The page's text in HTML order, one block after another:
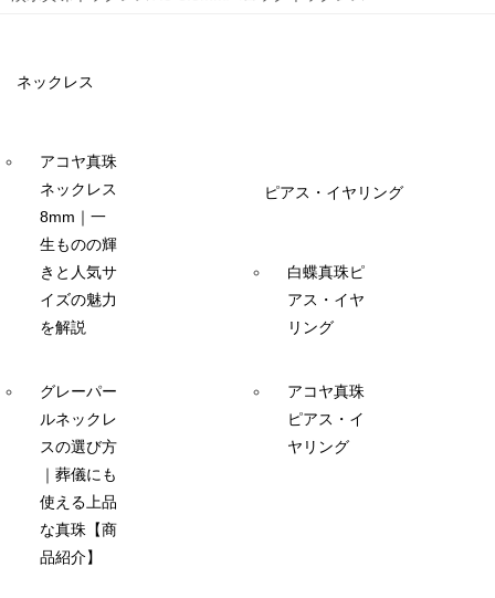
ネックレス
アコヤ真珠
ネックレス
8mm｜一
生ものの輝
きと人気サ
イズの魅力
を解説
グレーパー
ルネックレ
スの選び方
｜葬儀にも
使える上品
な真珠【商
品紹介】
ピアス・イヤリング
白蝶真珠ピ
アス・イヤ
リング
アコヤ真珠
ピアス・イ
ヤリング